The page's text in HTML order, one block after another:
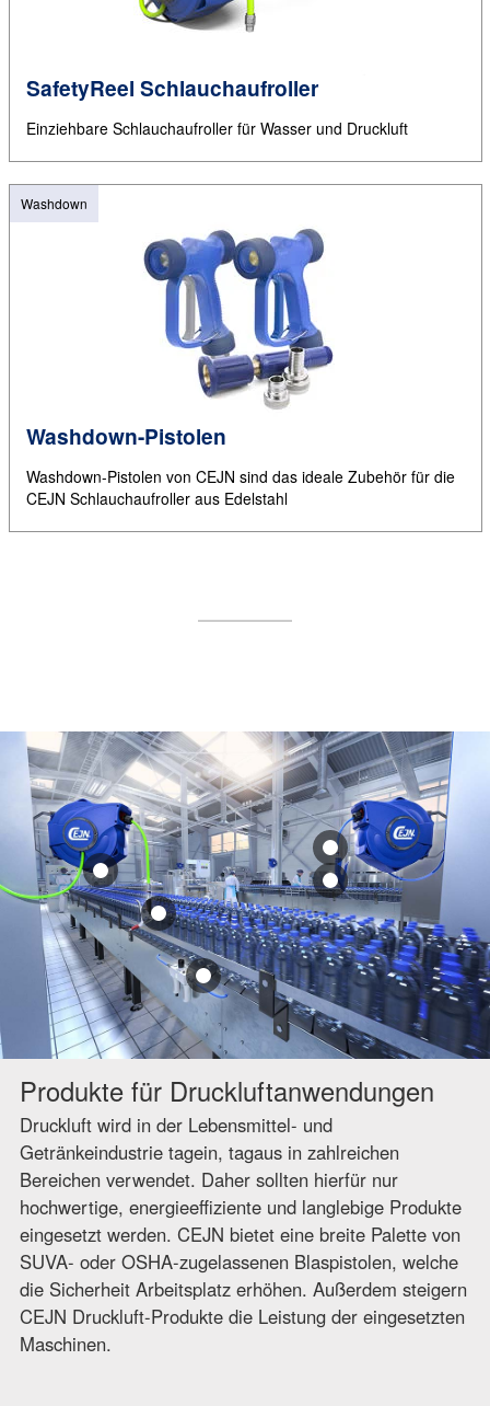
SafetyReel Schlauchaufroller
Einziehbare Schlauchaufroller für Wasser und Druckluft
Washdown
Washdown-Pistolen
Washdown-Pistolen von CEJN sind das ideale Zubehör für die
CEJN Schlauchaufroller aus Edelstahl
Produkte für Druckluftanwendungen
Druckluft wird in der Lebensmittel- und
Getränkeindustrie tagein, tagaus in zahlreichen
Bereichen verwendet. Daher sollten hierfür nur
hochwertige, energieeffiziente und langlebige Produkte
eingesetzt werden. CEJN bietet eine breite Palette von
SUVA- oder OSHA-zugelassenen Blaspistolen, welche
die Sicherheit Arbeitsplatz erhöhen. Außerdem steigern
CEJN Druckluft-Produkte die Leistung der eingesetzten
Maschinen.